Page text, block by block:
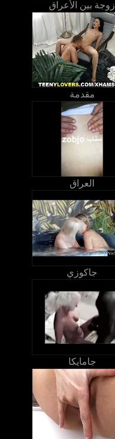
زوجة بين الأعراق
مقدمة
العراق
جاكوزي
جامايكا